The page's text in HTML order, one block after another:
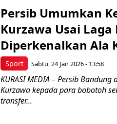
Sport
Persib Umumkan
Kurzawa Usai Laga
Diperkenalkan Ala
Sabtu, 24 Jan 2026 - 13:58
KURASI MEDIA – Persib
Kurzawa kepada para bobotoh
transfer...